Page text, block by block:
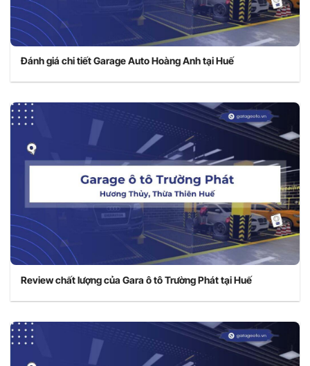
Đánh giá chi tiết Garage Auto Hoàng Anh tại Huế
Review chất lượng của Gara ô tô Trường Phát tại Huế